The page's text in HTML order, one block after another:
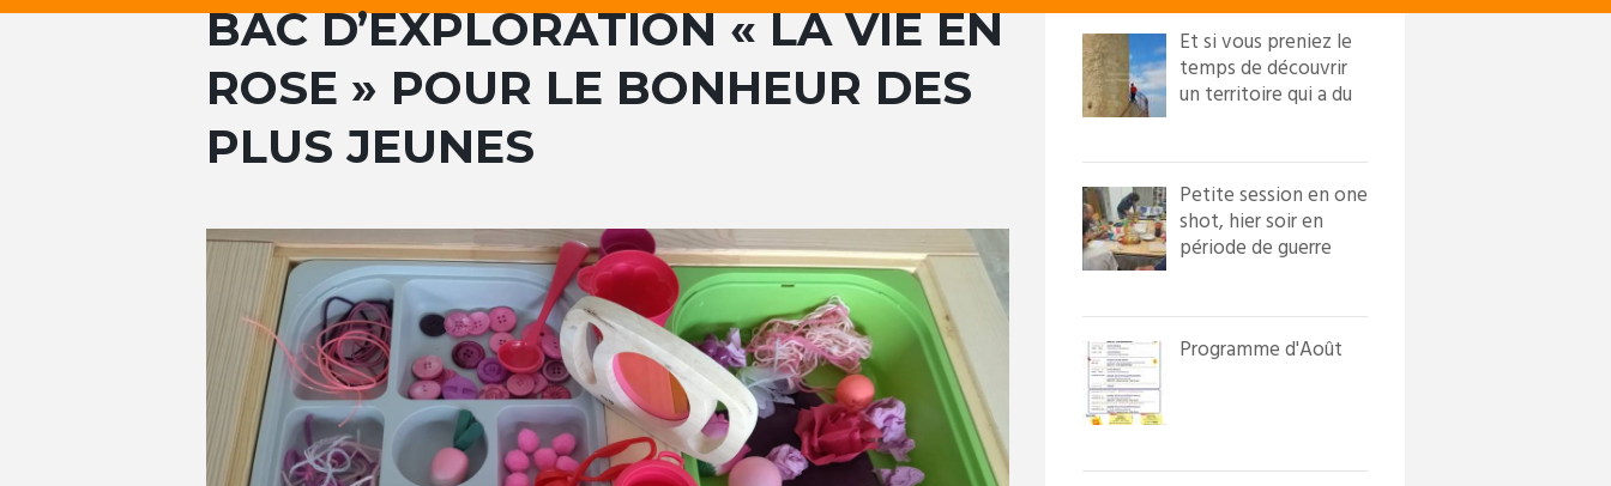
BAC D’EXPLORATION « LA VIE EN
ROSE » POUR LE BONHEUR DES
PLUS JEUNES
Et si vous preniez le
temps de découvrir
un territoire qui a du
Petite session en one
shot, hier soir en
période de guerre
Programme d'Août